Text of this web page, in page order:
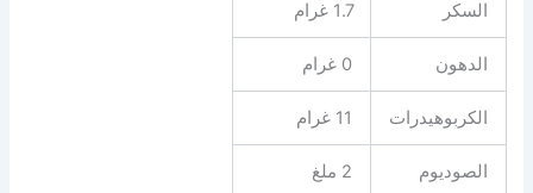
السكر 1.7 غرام
الدهون 0 غرام
الكربوهيدرات 11 غرام
الصوديوم 2 ملغ